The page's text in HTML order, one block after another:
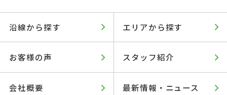
沿線から探す エリアから探す
お客様の声 スタッフ紹介
会社概要 最新情報・ニュース